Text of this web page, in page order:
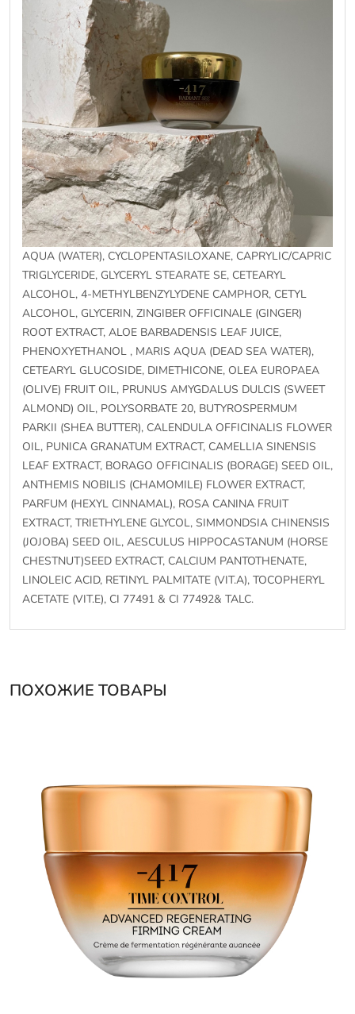
AQUA (WATER), CYCLOPENTASILOXANE, CAPRYLIC/CAPRIC
TRIGLYCERIDE, GLYCERYL STEARATE SE, CETEARYL
ALCOHOL, 4-METHYLBENZYLYDENE CAMPHOR, CETYL
ALCOHOL, GLYCERIN, ZINGIBER OFFICINALE (GINGER)
ROOT EXTRACT, ALOE BARBADENSIS LEAF JUICE,
PHENOXYETHANOL , MARIS AQUA (DEAD SEA WATER),
CETEARYL GLUCOSIDE, DIMETHICONE, OLEA EUROPAEA
(OLIVE) FRUIT OIL, PRUNUS AMYGDALUS DULCIS (SWEET
ALMOND) OIL, POLYSORBATE 20, BUTYROSPERMUM
PARKII (SHEA BUTTER), CALENDULA OFFICINALIS FLOWER
OIL, PUNICA GRANATUM EXTRACT, CAMELLIA SINENSIS
LEAF EXTRACT, BORAGO OFFICINALIS (BORAGE) SEED OIL,
ANTHEMIS NOBILIS (CHAMOMILE) FLOWER EXTRACT,
PARFUM (HEXYL CINNAMAL), ROSA CANINA FRUIT
EXTRACT, TRIETHYLENE GLYCOL, SIMMONDSIA CHINENSIS
(JOJOBA) SEED OIL, AESCULUS HIPPOCASTANUM (HORSE
CHESTNUT)SEED EXTRACT, CALCIUM PANTOTHENATE,
LINOLEIC ACID, RETINYL PALMITATE (VIT.A), TOCOPHERYL
ACETATE (VIT.E), CI 77491 & CI 77492& TALC.
ПОХОЖИЕ ТОВАРЫ